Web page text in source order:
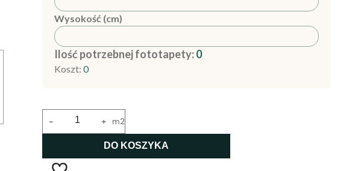
Wysokość (cm)
Ilość potrzebnej fototapety:0
Koszt:0
+
- m2
DO KOSZYKA